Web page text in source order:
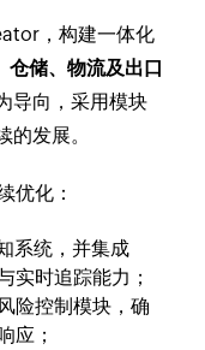
，构建一体化
仓储、物流及出口
导向，采用模块
发展。
优化：
系统，并集成
实时追踪能力；
险控制模块，确
应；